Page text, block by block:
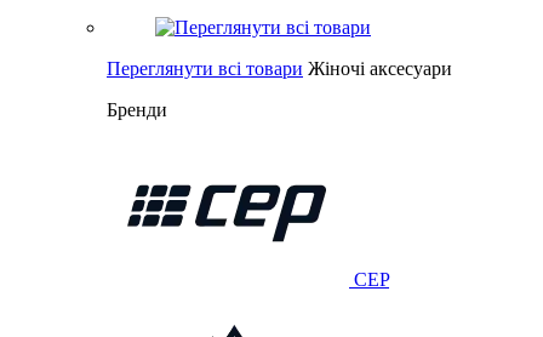
Переглянути всі товари Жіночі аксесуари
Бренди
CEP